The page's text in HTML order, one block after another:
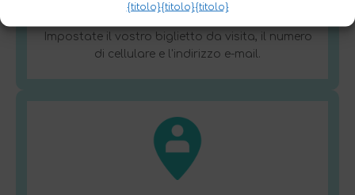
{titolo}{titolo}{titolo}
Info sul proprietario
Impostate il vostro biglietto da visita, il numero
di cellulare e l'indirizzo e-mail.